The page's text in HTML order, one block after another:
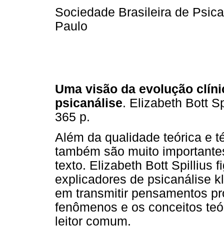
Sociedade Brasileira de
Paulo
Uma visão da evolução
psicanálise. Elizabeth Bott
365 p.
Além da qualidade teórica e
também são muito
texto. Elizabeth Bott Spillius
explicadores de psicanálise
em transmitir pensamentos
fenômenos e os conceitos
leitor comum.